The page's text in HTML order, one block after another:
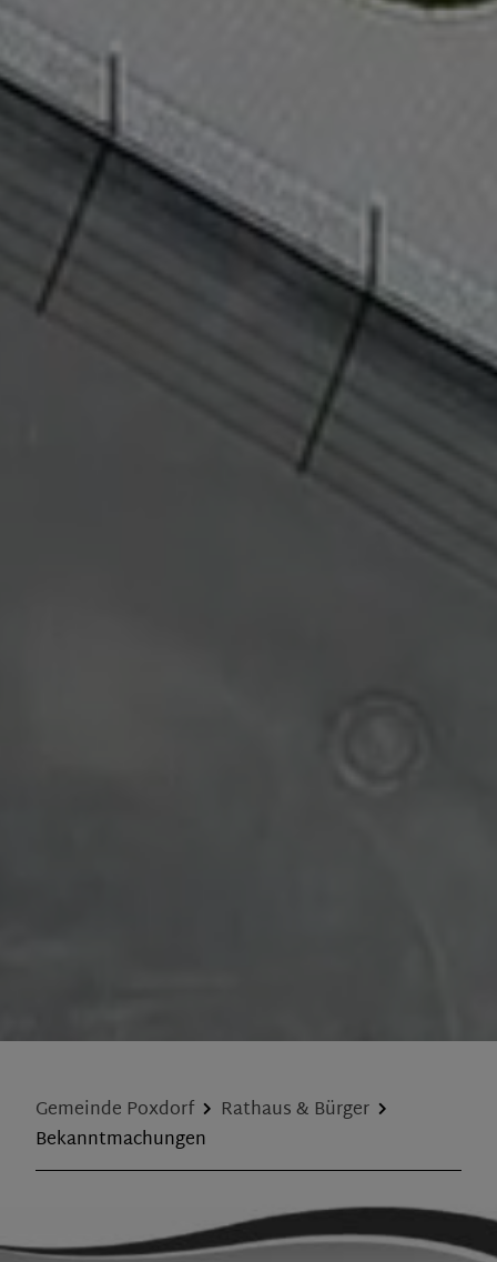
Gemeinde Poxdorf
Rathaus & Bürger
Bekanntmachungen